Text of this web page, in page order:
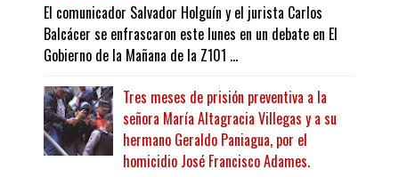
El comunicador Salvador Holguín y el jurista Carlos
Balcácer se enfrascaron este lunes en un debate en El
Gobierno de la Mañana de la Z101 ...
Tres meses de prisión preventiva a la
señora María Altagracia Villegas y a su
hermano Geraldo Paniagua, por el
homicidio José Francisco Adames.